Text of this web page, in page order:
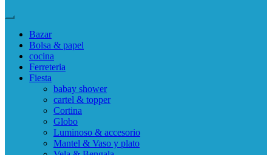
Bazar
Bolsa & papel
cocina
Ferreteria
Fiesta
babay shower
cartel & topper
Cortina
Globo
Luminoso & accesorio
Mantel & Vaso y plato